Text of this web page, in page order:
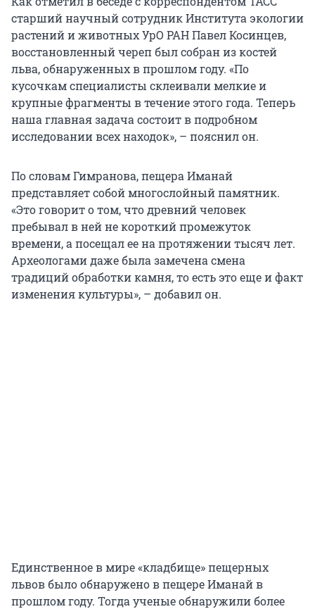
старший научный сотрудник Института экологии
растений и животных УрО РАН Павел Косинцев,
восстановленный череп был собран из костей
льва, обнаруженных в прошлом году. «По
кусочкам специалисты склеивали мелкие и
крупные фрагменты в течение этого года. Теперь
наша главная задача состоит в подробном
исследовании всех находок», – пояснил он.
По словам Гимранова, пещера Иманай
представляет собой многослойный памятник.
«Это говорит о том, что древний человек
пребывал в ней не короткий промежуток
времени, а посещал ее на протяжении тысяч лет.
Археологами даже была замечена смена
традиций обработки камня, то есть это еще и факт
изменения культуры», – добавил он.
Единственное в мире «кладбище» пещерных
львов было обнаружено в пещере Иманай в
прошлом году. Тогда ученые обнаружили более